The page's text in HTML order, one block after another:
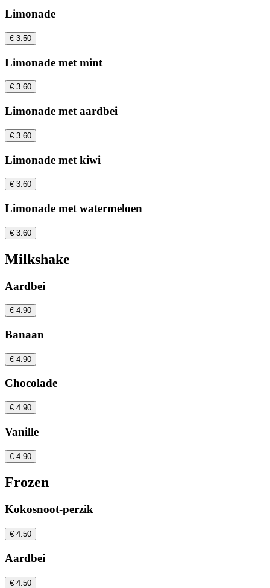
Limonade
€ 3.50
Limonade met mint
€ 3.60
Limonade met aardbei
€ 3.60
Limonade met kiwi
€ 3.60
Limonade met watermeloen
€ 3.60
Milkshake
Aardbei
€ 4.90
Banaan
€ 4.90
Chocolade
€ 4.90
Vanille
€ 4.90
Frozen
Kokosnoot-perzik
€ 4.50
Aardbei
€ 4.50